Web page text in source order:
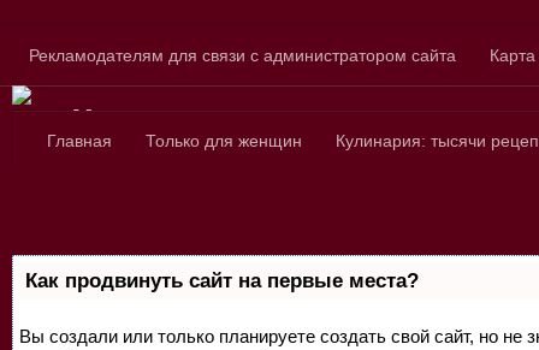
Рекламодателям для связи с администратором сайта
Сайт для
Главная Только для женщин Кулинария: тысячи
Как продвинуть сайт на первые места?
Вы создали или только планируете создать свой сайт, но не